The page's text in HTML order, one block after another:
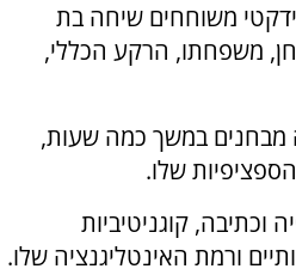
משוחחים שיחה בת
משפחתו, הרקע הכללי,
מבחנים במשך כמה שעות,
שלו.
וכתיבה, קוגניטיביות
ורמת האינטליגנציה שלו.